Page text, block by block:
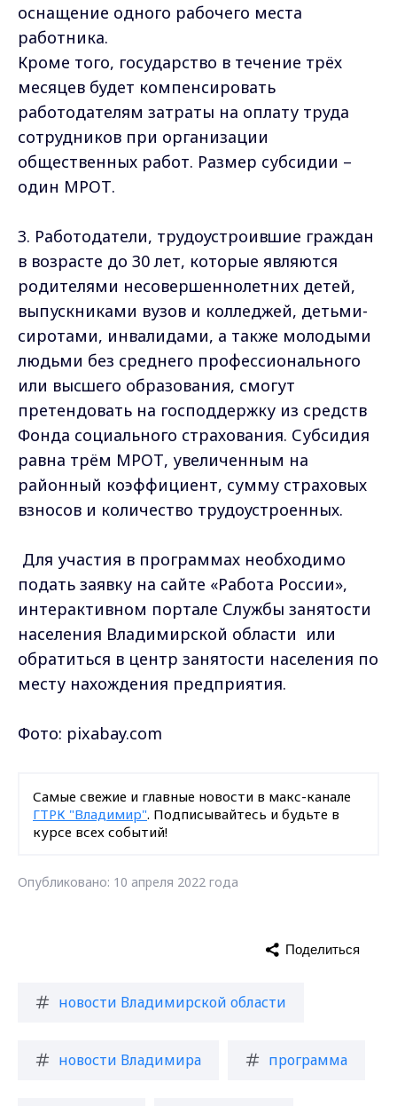
оснащение одного рабочего места
работника.
Кроме того, государство в течение трёх
месяцев будет компенсировать
работодателям затраты на оплату труда
сотрудников при организации
общественных работ. Размер субсидии –
один МРОТ.
3. Работодатели, трудоустроившие граждан
в возрасте до 30 лет, которые являются
родителями несовершеннолетних детей,
выпускниками вузов и колледжей, детьми-
сиротами, инвалидами, а также молодыми
людьми без среднего профессионального
или высшего образования, смогут
претендовать на господдержку из средств
Фонда социального страхования. Субсидия
равна трём МРОТ, увеличенным на
районный коэффициент, сумму страховых
взносов и количество трудоустроенных.
Для участия в программах необходимо
подать заявку на сайте «Работа России»,
интерактивном портале Службы занятости
населения Владимирской области или
обратиться в центр занятости населения по
месту нахождения предприятия.
Фото: pixabay.com
Самые свежие и главные новости в макс-канале
ГТРК "Владимир". Подписывайтесь и будьте в
курсе всех событий!
Опубликовано: 10 апреля 2022 года
новости Владимирской области
новости Владимира программа
Поделиться